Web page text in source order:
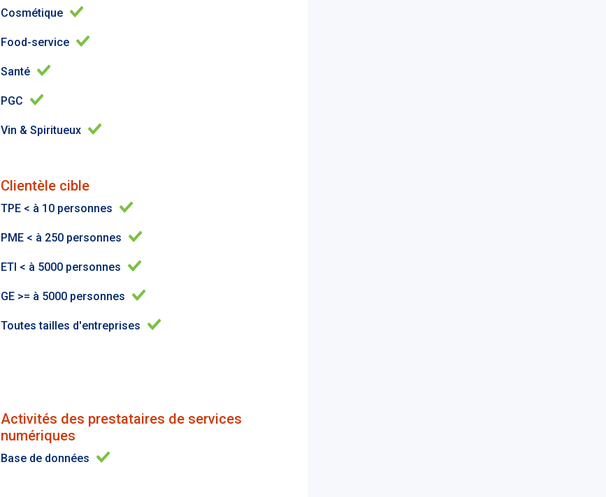
Cosmétique
Food-service
Santé
PGC
Vin & Spiritueux
Clientèle cible
TPE < à 10 personnes
PME < à 250 personnes
ETI < à 5000 personnes
GE >= à 5000 personnes
Toutes tailles d'entreprises
Activités des prestataires de services
numériques
Base de données